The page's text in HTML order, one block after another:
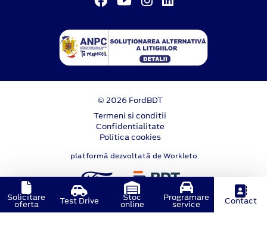
© 2026 FordBDT
Termeni si conditii
Confidentialitate
Politica cookies
platformă dezvoltată de Workleto
Solicitare
oferta Test Drive Stoc
online
Programare
service Contact